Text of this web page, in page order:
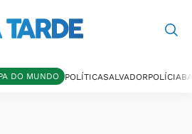
DO MUNDO POLÍTICASALVADORPOLÍCIA